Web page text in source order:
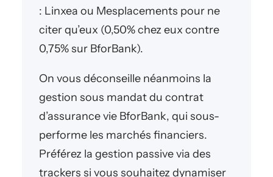
: Linxea ou Mesplacements pour ne
citer qu’eux (0,50% chez eux contre
0,75% sur BforBank).
On vous déconseille néanmoins la
gestion sous mandat du contrat
d’assurance vie BforBank, qui sous-
performe les marchés financiers.
Préférez la gestion passive via des
trackers si vous souhaitez dynamiser